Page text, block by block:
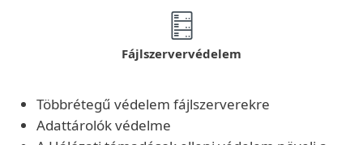
Fájlszervervédelem
Többrétegű védelem fájlszerverekre
Adattárolók védelme